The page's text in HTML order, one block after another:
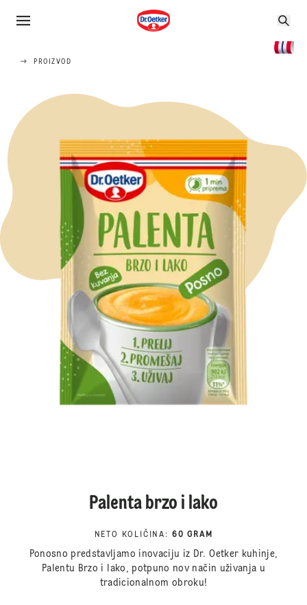
PROIZVOD
Palenta brzo i lako
NETO KOLIČINA : 60 GRAM
Ponosno predstavljamo inovaciju iz Dr. Oetker kuhinje,
Palentu Brzo i lako, potpuno nov način uživanja u
tradicionalnom obroku!